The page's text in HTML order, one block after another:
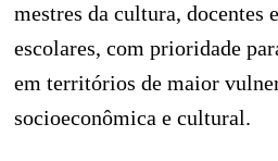
mestres da cultura, docentes
escolares, com prioridade
em territórios de maior
socioeconômica e cultural.